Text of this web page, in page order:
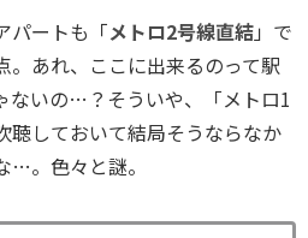
パートも「メトロ2号線直結」で
。あれ、ここに出来るのって駅
ないの…？そういや、「メトロ1
聴しておいて結局そうならなか
。色々と謎。